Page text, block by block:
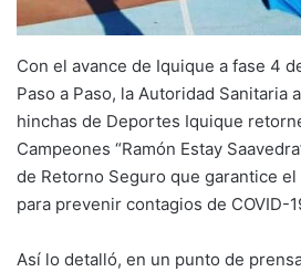
Con el avance de Iquique a fase 4
Paso a Paso, la Autoridad Sanitaria
hinchas de Deportes Iquique
Campeones “Ramón Estay
de Retorno Seguro que garantice
para prevenir contagios de COVID-
Así lo detalló, en un punto de